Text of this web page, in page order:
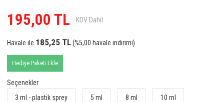
195,00 TL KDV Dahil
Havale ile 185,25 TL(%5,00 havale indirimi)
Hediye Paketi Ekle
Seçenekler
3 ml - plastik sprey
5 ml 8 ml 10 ml